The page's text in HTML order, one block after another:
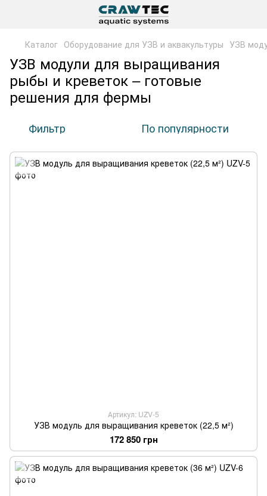
Каталог Оборудование для УЗВ и аквакультуры УЗВ
УЗВ модули для выращивания
рыбы и креветок – готовые
решения для фермы
Фильтр По популярности
Артикул: UZV-5
УЗВ модуль для выращивания креветок (22,5 м²)
172 850 грн